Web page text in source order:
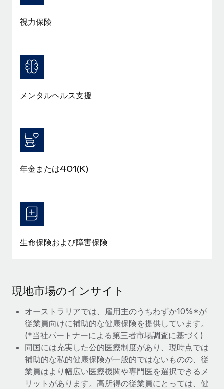
視力保険
メンタルヘルス支援
年金または401(K)
生命保険および障害保険
現地市場のインサイト
オーストラリアでは、雇用主のうちわずか10%*が
従業員向けに補助的な健康保険を提供しています。
(*当社パートナーによる第三者市場調査に基づく)
同国には充実した公的医療制度があり、現時点では
補助的な私的健康保険が一般的ではないものの、従
業員はより幅広い医療機関や専門医を選択できるメ
リットがあります。高所得の従業員にとっては、健